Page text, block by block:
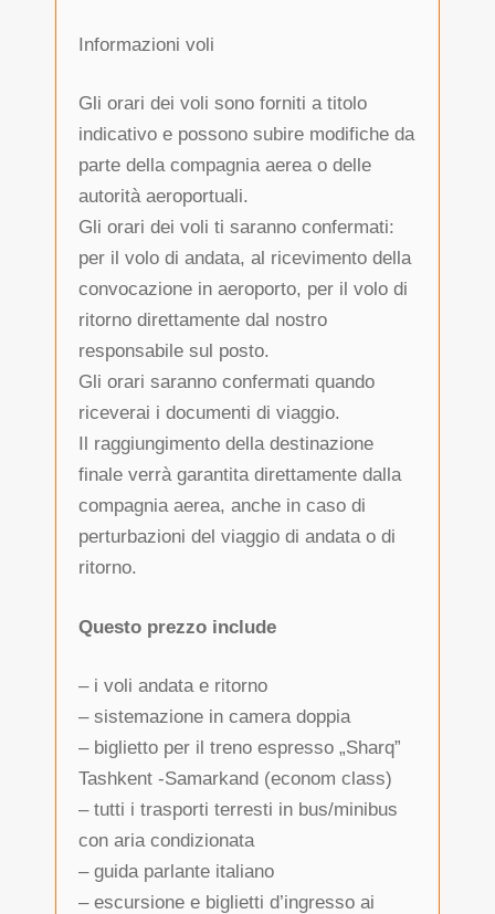
Informazioni voli
Gli orari dei voli sono forniti a titolo
indicativo e possono subire modifiche da
parte della compagnia aerea o delle
autorità aeroportuali.
Gli orari dei voli ti saranno confermati:
per il volo di andata, al ricevimento della
convocazione in aeroporto, per il volo di
ritorno direttamente dal nostro
responsabile sul posto.
Gli orari saranno confermati quando
riceverai i documenti di viaggio.
Il raggiungimento della destinazione
finale verrà garantita direttamente dalla
compagnia aerea, anche in caso di
perturbazioni del viaggio di andata o di
ritorno.
Questo prezzo include
– i voli andata e ritorno
– sistemazione in camera doppia
– biglietto per il treno espresso „Sharq”
Tashkent -Samarkand (econom class)
– tutti i trasporti terresti in bus/minibus
con aria condizionata
– guida parlante italiano
– escursione e biglietti d’ingresso ai